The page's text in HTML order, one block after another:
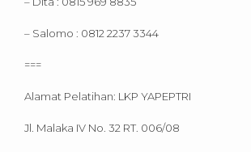
– Salomo : 0812 2237 3344
===
Alamat Pelatihan: LKP YAPEPTRI
Jl. Malaka IV No. 32 RT. 006/08